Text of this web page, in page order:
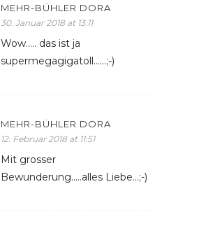
MEHR-BÜHLER DORA
30. Januar 2018 at 13:11
Wow….. das ist ja
supermegagigatoll……;-)
MEHR-BÜHLER DORA
12. Februar 2018 at 11:51
Mit grosser
Bewunderung…..alles Liebe…;-)